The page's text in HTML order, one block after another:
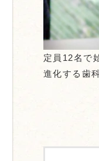
定員12名で
進化する歯